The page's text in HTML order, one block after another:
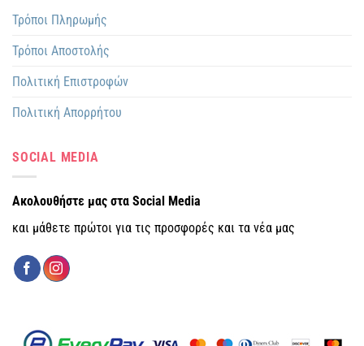
Τρόποι Πληρωμής
Τρόποι Αποστολής
Πολιτική Επιστροφών
Πολιτική Απορρήτου
SOCIAL MEDIA
Ακολουθήστε μας στα Social Media
και μάθετε πρώτοι για τις προσφορές και τα νέα μας